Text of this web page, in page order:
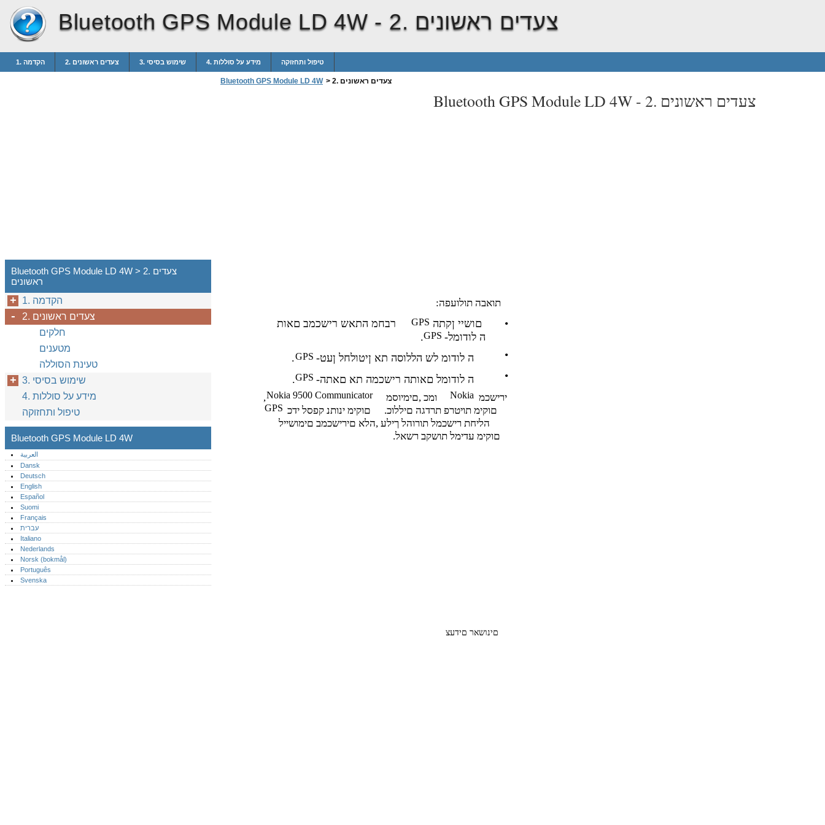
Bluetooth GPS Module LD 4W - 2. צעדים ראשונים
1. הקדמה 2. צעדים ראשונים 3. שימוש בסיסי 4. מידע על סוללות טיפול ותחזוקה
Bluetooth GPS Module LD 4W > 2. צעדים ראשונים
Bluetooth GPS Module LD 4W - 2. צעדים ראשונים
:תואבה תולועפה
רבחמ התאש רישכמב םאות GPS םושיי ןקתה
•
.GPS
-ה לודומל
.GPS -ה לודומ לש הללוסה תא ןיטולחל ןעט
•
.GPS -ה לודומל םאותה רישכמה תא םאתה •
,Nokia 9500 Communicator ומכ ,םימיוסמ Nokia ירישכמ
GPS םוקימ ינותנ קפסל ידכ
.םוקימ תויטרפ תרדגה םיללוכ
הליחת רישכמל תורוהל ךילע ,הלא םירישכמב םימושייל
.םוקימ עדימל תושקב רשאל
םינושאר םידעצ
Bluetooth GPS Module LD 4W > 2. צעדים
ראשונים
1. הקדמה
2. צעדים ראשונים
חלקים
מטענים
טעינת הסוללה
3. שימוש בסיסי
4. מידע על סוללות
טיפול ותחזוקה
Bluetooth GPS Module LD 4W
العربية
Dansk
Deutsch
English
Español
Suomi
Français
עברית
Italiano
Nederlands
Norsk (bokmål)‎
Português‎
Svenska